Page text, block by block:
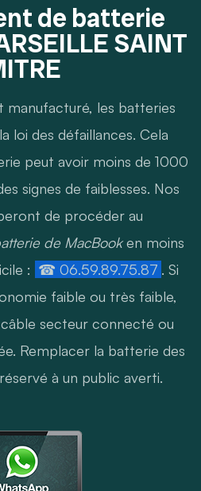
de batterie
SAINT
les batteries
loi des défaillances. Cela
peut avoir moins de 1000
signes de faiblesses. Nos
de procéder au
de MacBooken moins
: ☎ 06.59.89.75.87 . Si
faible ou très faible,
câble secteur connecté ou
Remplacer la batterie des
à un public averti.